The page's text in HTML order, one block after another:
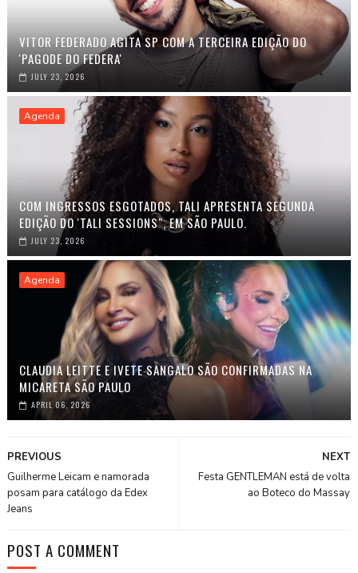
VITOR FEDERADO AGITA SP COM A TERCEIRA EDIÇÃO DO
'PAGODE DO FEDERA'
JULY 23, 2026
Agenda
COM INGRESSOS ESGOTADOS, TALI APRESENTA SEGUNDA
EDIÇÃO DO 'TALI SESSIONS", EM SÃO PAULO.
JULY 23, 2026
Agenda
CLAUDIA LEITTE E IVETE SANGALO SÃO CONFIRMADAS NA
MICARETA SÃO PAULO
APRIL 06, 2026
NEXT
Festa GENTLEMAN está de volta
ao Boteco do Massay
PREVIOUS
Guilherme Leicam e namorada
posam para catálogo da Edex
Jeans
POST A COMMENT